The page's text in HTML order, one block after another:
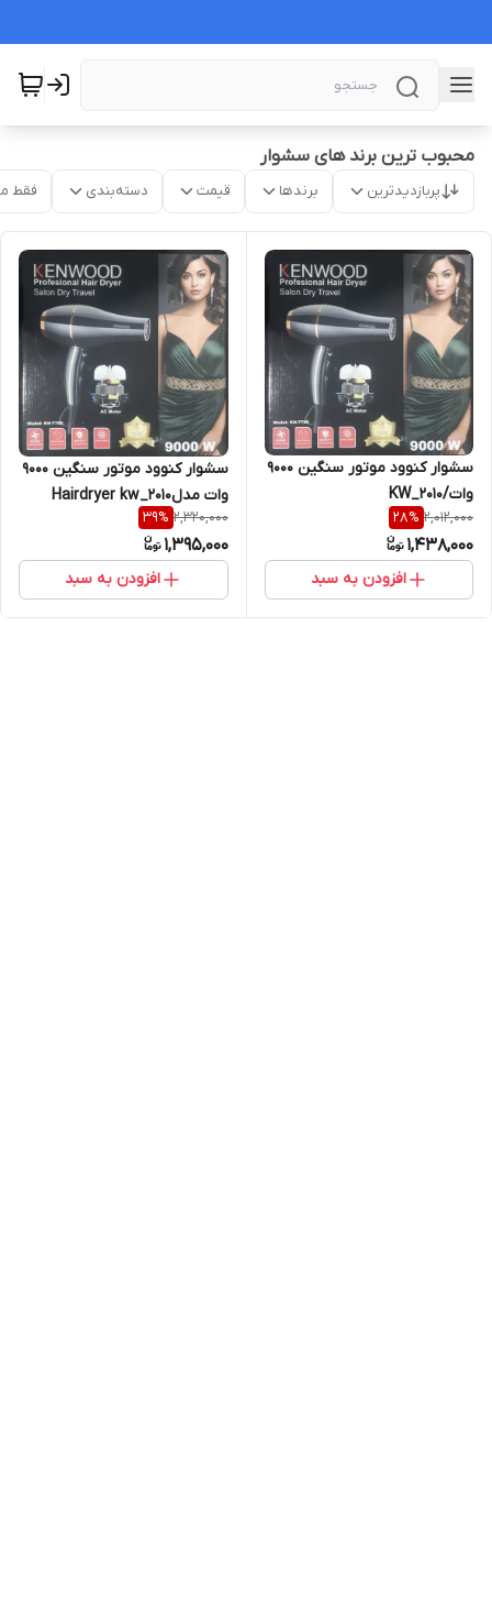
محبوب ترین برند های سشوار
پربازدیدترین برندها قیمت دسته‌بندی فقط
سشوار کنوود موتور سنگین ۹۰۰۰
وات/KW_2010
2,012,000
28%
1,438,000
افزودن به سبد
سشوار کنوود موتور سنگین ۹۰۰۰
وات مدلHairdryer kw_2010
2,320,000
39%
1,395,000
افزودن به سبد